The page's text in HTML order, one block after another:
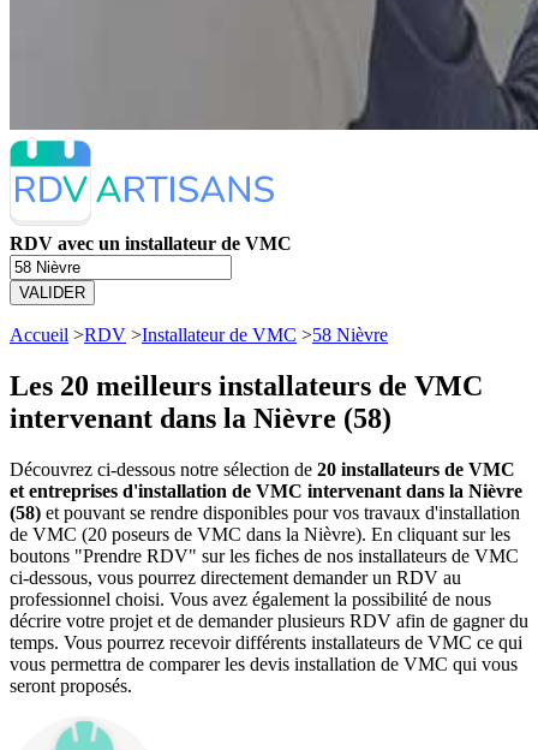
RDV avec un installateur de VMC
VALIDER
Accueil >RDV >Installateur de VMC >58 Nièvre
Les 20 meilleurs installateurs de VMC
intervenant dans la Nièvre (58)
Découvrez ci-dessous notre sélection de 20 installateurs de VMC
et entreprises d'installation de VMC intervenant dans la Nièvre
(58) et pouvant se rendre disponibles pour vos travaux d'installation
de VMC (20 poseurs de VMC dans la Nièvre). En cliquant sur les
boutons "Prendre RDV" sur les fiches de nos installateurs de VMC
ci-dessous, vous pourrez directement demander un RDV au
professionnel choisi. Vous avez également la possibilité de nous
décrire votre projet et de demander plusieurs RDV afin de gagner du
temps. Vous pourrez recevoir différents installateurs de VMC ce qui
vous permettra de comparer les devis installation de VMC qui vous
seront proposés.